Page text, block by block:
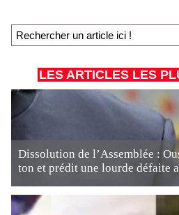
LES ARTICLES LES
Dissolution de l’Assemblée :
ton et prédit une lourde défaite